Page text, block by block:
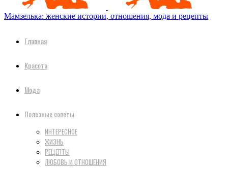
Мамзелька: женские истории, отношения, мода и рецепты
Главная
Красота
Мода
Полезные советы
ИНТЕРЕСНОЕ
ЖИЗНЬ
РЕЦЕПТЫ
ЛЮБОВЬ И ОТНОШЕНИЯ